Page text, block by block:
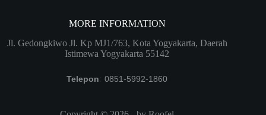
MORE INFORMATION
Jl. Gedongkiwo Jl. Kp MJ1/763, Kota Yogyakarta, Daerah
Istimewa Yogyakarta 55142
Telepon :0851-5992-1860